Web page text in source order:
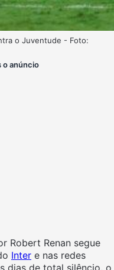
o Juventude - Foto:
o anúncio
Robert Renan segue
Inter e nas redes